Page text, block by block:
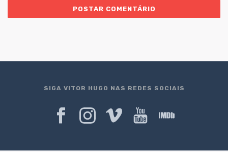
SIGA VITOR HUGO NAS REDES SOCIAIS